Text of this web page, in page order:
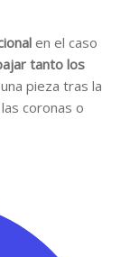
en el caso
tanto los
pieza tras la
coronas o